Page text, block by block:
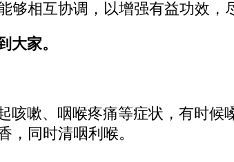
相互协调，以增强有益功效，
大家。
咳嗽、咽喉疼痛等症状，有时
，同时清咽利喉。